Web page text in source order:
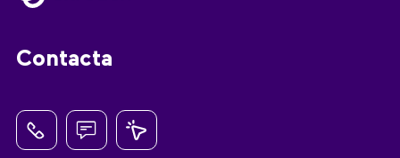
Contacta